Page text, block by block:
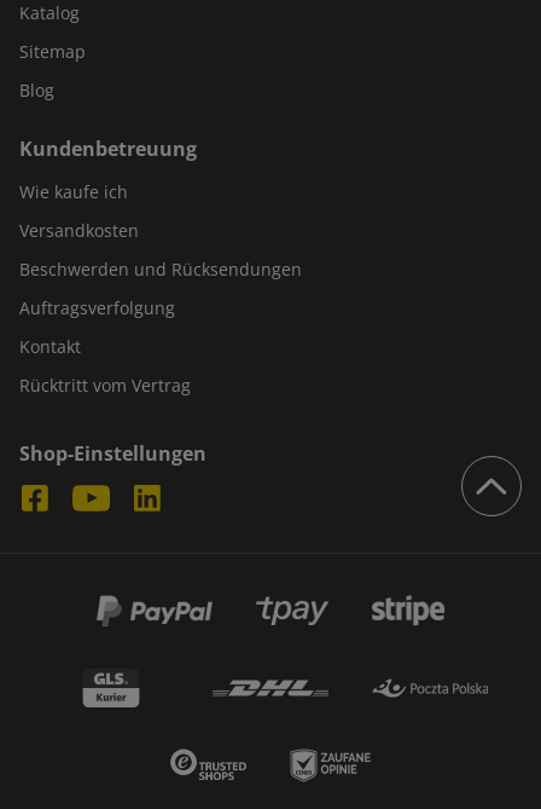
Katalog
Sitemap
Blog
Kundenbetreuung
Wie kaufe ich
Versandkosten
Beschwerden und Rücksendungen
Auftragsverfolgung
Kontakt
Rücktritt vom Vertrag
Shop-Einstellungen